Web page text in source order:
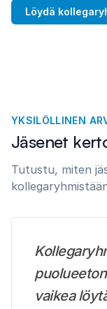
Löydä
YKSILÖLLINEN
Jäsenet
Tutustu, miten
vaikea